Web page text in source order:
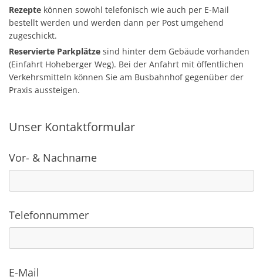
Rezepte können sowohl telefonisch wie auch per E-Mail
bestellt werden und werden dann per Post umgehend
zugeschickt.
Reservierte Parkplätze sind hinter dem Gebäude vorhanden
(Einfahrt Hoheberger Weg). Bei der Anfahrt mit öffentlichen
Verkehrsmitteln können Sie am Busbahnhof gegenüber der
Praxis aussteigen.
Unser Kontaktformular
Vor- & Nachname
Telefonnummer
E-Mail